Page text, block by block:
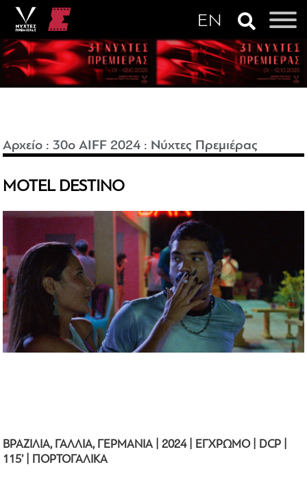
Αρχείο :30o AIFF 2024 : Νύχτες Πρεμιέρας
MOTEL DESTINO
ΒΡΑΖΙΛΙΑ, ΓΑΛΛΙΑ, ΓΕΡΜΑΝΙΑ | 2024 | ΕΓΧΡΩΜΟ | DCP |
115’ | ΠΟΡΤΟΓΑΛΙΚΑ